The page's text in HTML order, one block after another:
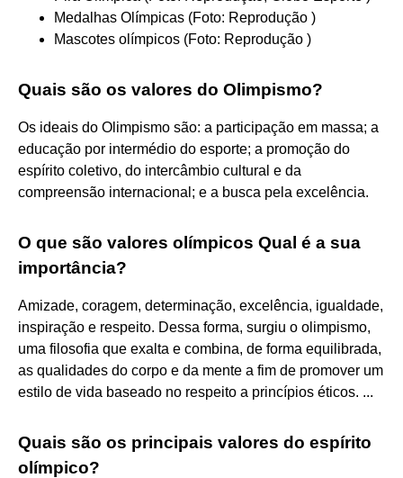
Medalhas Olímpicas (Foto: Reprodução )
Mascotes olímpicos (Foto: Reprodução )
Quais são os valores do Olimpismo?
Os ideais do Olimpismo são: a participação em massa; a
educação por intermédio do esporte; a promoção do
espírito coletivo, do intercâmbio cultural e da
compreensão internacional; e a busca pela excelência.
O que são valores olímpicos Qual é a sua
importância?
Amizade, coragem, determinação, excelência, igualdade,
inspiração e respeito. Dessa forma, surgiu o olimpismo,
uma filosofia que exalta e combina, de forma equilibrada,
as qualidades do corpo e da mente a fim de promover um
estilo de vida baseado no respeito a princípios éticos. ...
Quais são os principais valores do espírito
olímpico?